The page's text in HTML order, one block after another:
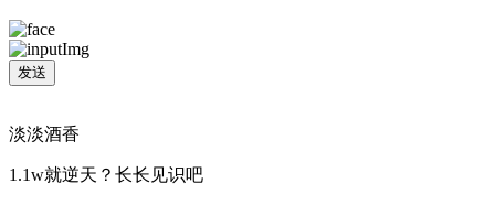
发送
淡淡酒香
1.1w就逆天？长长见识吧